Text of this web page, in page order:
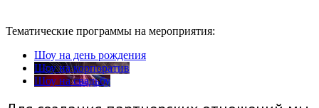
Тематические программы на мероприятия:
Шоу на день рождения
Шоу на корпоратив
Шоу на свадьбу